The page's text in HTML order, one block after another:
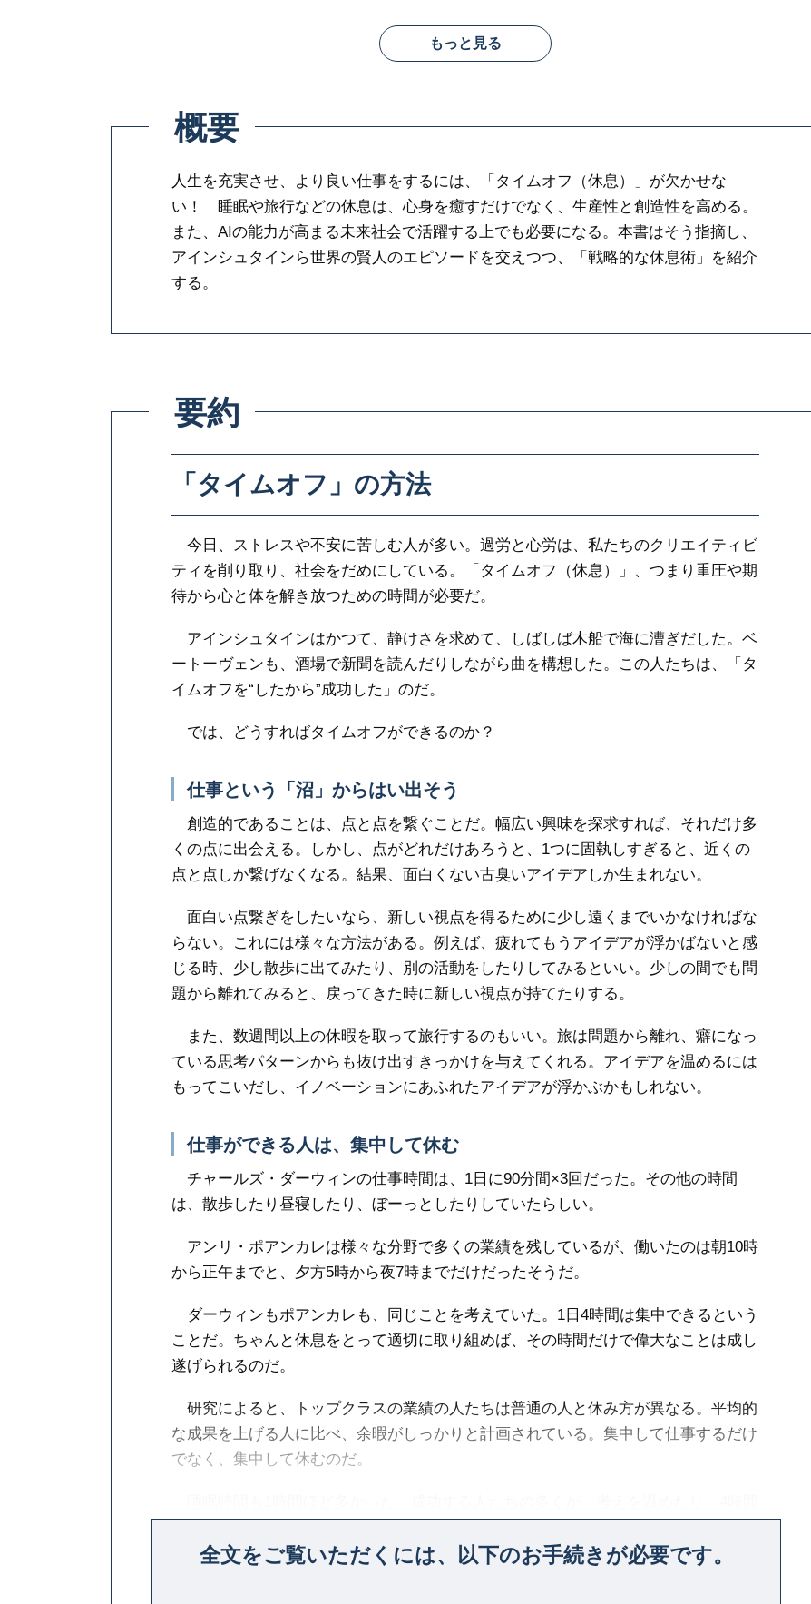
もっと見る
概要
人生を充実させ、より良い仕事をするには、「タイムオフ（休息）」が欠かせな
い！ 睡眠や旅行などの休息は、心身を癒すだけでなく、生産性と創造性を高める。
また、AIの能力が高まる未来社会で活躍する上でも必要になる。本書はそう指摘し、
アインシュタインら世界の賢人のエピソードを交えつつ、「戦略的な休息術」を紹介
する。
要約
「タイムオフ」の方法
今日、ストレスや不安に苦しむ人が多い。過労と心労は、私たちのクリエイティビ
ティを削り取り、社会をだめにしている。「タイムオフ（休息）」、つまり重圧や期
待から心と体を解き放つための時間が必要だ。
アインシュタインはかつて、静けさを求めて、しばしば木船で海に漕ぎだした。ベ
ートーヴェンも、酒場で新聞を読んだりしながら曲を構想した。この人たちは、「タ
イムオフを“したから”成功した」のだ。
では、どうすればタイムオフができるのか？
仕事という「沼」からはい出そう
創造的であることは、点と点を繋ぐことだ。幅広い興味を探求すれば、それだけ多
くの点に出会える。しかし、点がどれだけあろうと、1つに固執しすぎると、近くの
点と点しか繋げなくなる。結果、面白くない古臭いアイデアしか生まれない。
面白い点繋ぎをしたいなら、新しい視点を得るために少し遠くまでいかなければな
らない。これには様々な方法がある。例えば、疲れてもうアイデアが浮かばないと感
じる時、少し散歩に出てみたり、別の活動をしたりしてみるといい。少しの間でも問
題から離れてみると、戻ってきた時に新しい視点が持てたりする。
また、数週間以上の休暇を取って旅行するのもいい。旅は問題から離れ、癖になっ
ている思考パターンからも抜け出すきっかけを与えてくれる。アイデアを温めるには
もってこいだし、イノベーションにあふれたアイデアが浮かぶかもしれない。
仕事ができる人は、集中して休む
チャールズ・ダーウィンの仕事時間は、1日に90分間×3回だった。その他の時間
は、散歩したり昼寝したり、ぼーっとしたりしていたらしい。
アンリ・ポアンカレは様々な分野で多くの業績を残しているが、働いたのは朝10時
から正午までと、夕方5時から夜7時までだけだったそうだ。
ダーウィンもポアンカレも、同じことを考えていた。1日4時間は集中できるという
ことだ。ちゃんと休息をとって適切に取り組めば、その時間だけで偉大なことは成し
遂げられるのだ。
研究によると、トップクラスの業績の人たちは普通の人と休み方が異なる。平均的
な成果を上げる人に比べ、余暇がしっかりと計画されている。集中して仕事するだけ
でなく、集中して休むのだ。
事の間に睡眠を挟むと、1日のメリハリがつきやすいのだ。
全文をご覧いただくには、 以下のお手続きが必要です。